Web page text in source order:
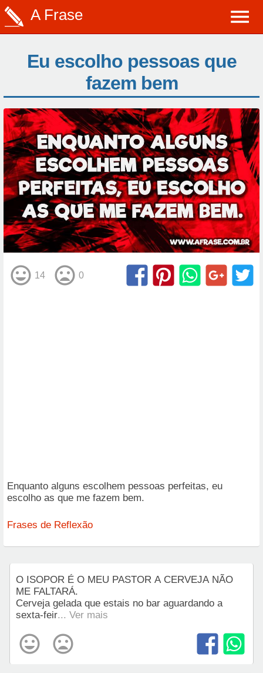
A Frase
Eu escolho pessoas que
fazem bem
14 0
Enquanto alguns escolhem pessoas perfeitas, eu
escolho as que me fazem bem.
Frases de Reflexão
O ISOPOR É O MEU PASTOR A CERVEJA NÃO
ME FALTARÁ.
Cerveja gelada que estais no bar aguardando a
sexta-feir... Ver mais